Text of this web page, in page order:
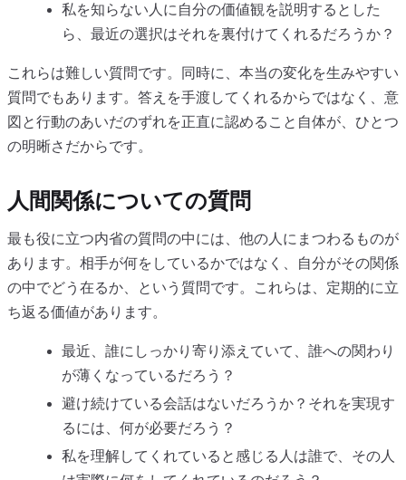
私を知らない人に自分の価値観を説明するとした
ら、最近の選択はそれを裏付けてくれるだろうか？
これらは難しい質問です。同時に、本当の変化を生みやすい
質問でもあります。答えを手渡してくれるからではなく、意
図と行動のあいだのずれを正直に認めること自体が、ひとつ
の明晰さだからです。
人間関係についての質問
最も役に立つ内省の質問の中には、他の人にまつわるものが
あります。相手が何をしているかではなく、自分がその関係
の中でどう在るか、という質問です。これらは、定期的に立
ち返る価値があります。
最近、誰にしっかり寄り添えていて、誰への関わり
が薄くなっているだろう？
避け続けている会話はないだろうか？それを実現す
るには、何が必要だろう？
私を理解してくれていると感じる人は誰で、その人